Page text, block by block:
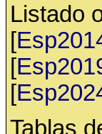
Listado
[
[
[
Tablas